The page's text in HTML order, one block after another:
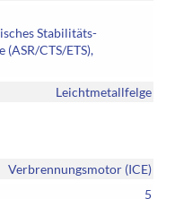
Stabilitäts-
CTS/ETS),
Leichtmetallfelge
Verbrennungsmotor (ICE)
5